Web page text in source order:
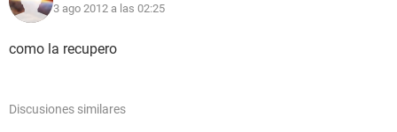
3 ago 2012 a las 02:25
como la recupero
Discusiones similares